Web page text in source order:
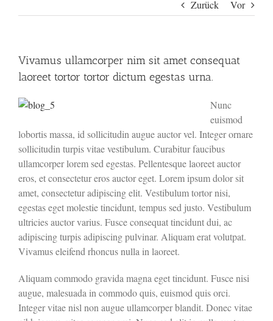
Zurück Vor
Vivamus ullamcorper nim sit amet consequat
laoreet tortor tortor dictum egestas urna.
Nunc
euismod
lobortis massa, id sollicitudin augue auctor vel. Integer ornare
sollicitudin turpis vitae vestibulum. Curabitur faucibus
ullamcorper lorem sed egestas. Pellentesque laoreet auctor
eros, et consectetur eros auctor eget. Lorem ipsum dolor sit
amet, consectetur adipiscing elit. Vestibulum tortor nisi,
egestas eget molestie tincidunt, tempus sed justo. Vestibulum
ultricies auctor varius. Fusce consequat tincidunt dui, ac
adipiscing turpis adipiscing pulvinar. Aliquam erat volutpat.
Vivamus eleifend rhoncus nulla in laoreet.
Aliquam commodo gravida magna eget tincidunt. Fusce nisi
augue, malesuada in commodo quis, euismod quis orci.
Integer vitae nisl non augue ullamcorper blandit. Donec vitae